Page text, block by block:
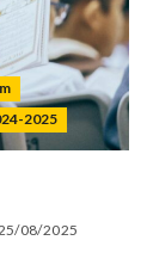
2025
08/2025